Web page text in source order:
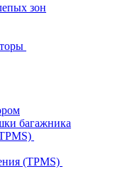
зон
багажника
(TPMS)